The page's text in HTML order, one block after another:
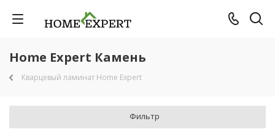
Home Expert Камень
Кварцевый ламинат Home Expert
Фильтр